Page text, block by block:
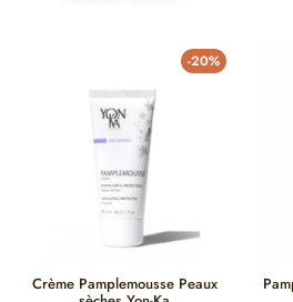
-20%
Crème Pamplemousse Peaux